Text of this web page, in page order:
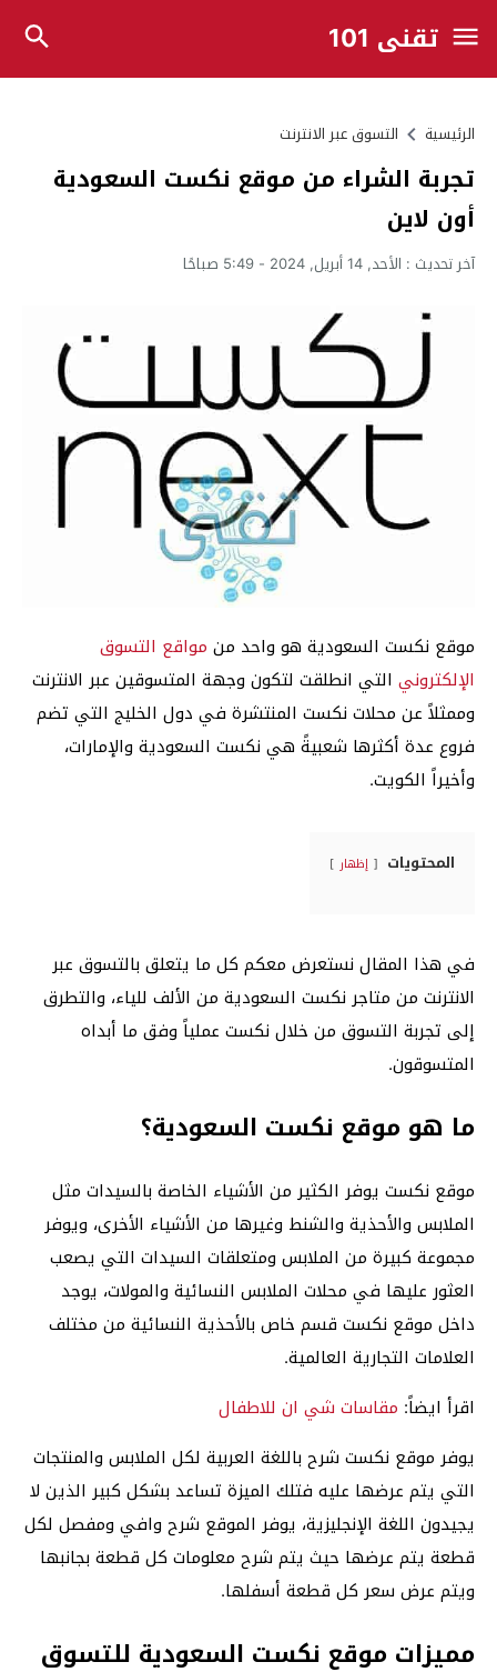
تقني 101
الرئيسية التسوق عبر الانترنت
تجربة الشراء من موقع نكست السعودية
أون لاين
آخر تحديث : الأحد, 14 أبريل, 2024 - 5:49 صباحًا
موقع نكست السعودية هو واحد من مواقع التسوق
الإلكتروني التي انطلقت لتكون وجهة المتسوقين عبر الانترنت
وممثلاً عن محلات نكست المنتشرة في دول الخليج التي تضم
فروع عدة أكثرها شعبيةً هي نكست السعودية والإمارات،
وأخيراً الكويت.
المحتويات إظهار
في هذا المقال نستعرض معكم كل ما يتعلق بالتسوق عبر
الانترنت من متاجر نكست السعودية من الألف للياء، والتطرق
إلى تجربة التسوق من خلال نكست عملياً وفق ما أبداه
المتسوقون.
ما هو موقع نكست السعودية؟
موقع نكست يوفر الكثير من الأشياء الخاصة بالسيدات مثل
الملابس والأحذية والشنط وغيرها من الأشياء الأخرى، ويوفر
مجموعة كبيرة من الملابس ومتعلقات السيدات التي يصعب
العثور عليها في محلات الملابس النسائية والمولات، يوجد
داخل موقع نكست قسم خاص بالأحذية النسائية من مختلف
العلامات التجارية العالمية.
اقرأ ايضاً: مقاسات شي ان للاطفال
يوفر موقع نكست شرح باللغة العربية لكل الملابس والمنتجات
التي يتم عرضها عليه فتلك الميزة تساعد بشكل كبير الذين لا
يجيدون اللغة الإنجليزية، يوفر الموقع شرح وافي ومفصل لكل
قطعة يتم عرضها حيث يتم شرح معلومات كل قطعة بجانبها
ويتم عرض سعر كل قطعة أسفلها.
مميزات موقع نكست السعودية للتسوق